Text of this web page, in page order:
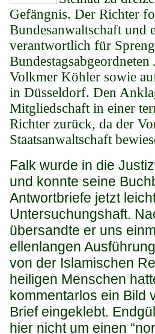
Gefängnis. Der Richter
Bundesanwaltschaft und
verantwortlich für
Volkmer Köhler sowie
in Düsseldorf. Den
Mitgliedschaft in einer
Richter zurück, da der
Staatsanwaltschaft
Falk wurde in die
und konnte seine
Antwortbriefe jetzt
Untersuchungshaft.
übersandte er uns
ellenlangen
von der Islamischen
heiligen Menschen
kommentarlos ein Bild
Brief eingeklebt.
hier nicht um einen